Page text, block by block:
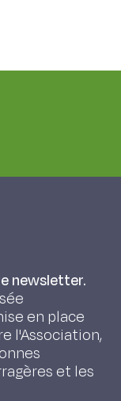
newsletter.
en place
l'Association,
et les